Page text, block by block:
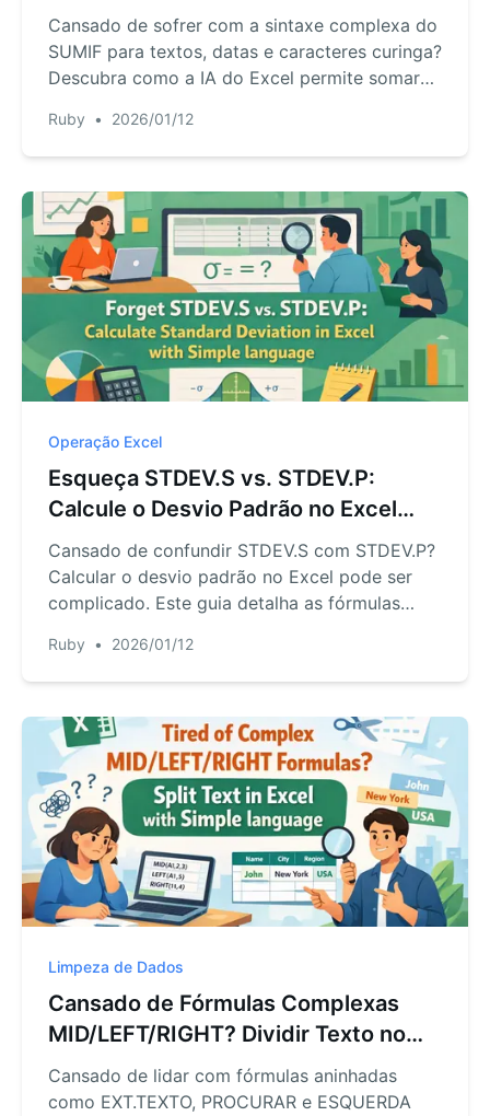
Mais Inteligente de Somar Dados no
Excel
Cansado de sofrer com a sintaxe complexa do
SUMIF para textos, datas e caracteres curinga?
Descubra como a IA do Excel permite somar
linguagem natural. Economize horas e elimine
erros de fórmulas com o RowSpeak.
Ruby • 2026/01/12
Operação Excel
Esqueça STDEV.S vs. STDEV.P:
Calcule o Desvio Padrão no Excel
com Linguagem Simples
Cansado de confundir STDEV.S com STDEV.P?
Calcular o desvio padrão no Excel pode ser
complicado. Este guia detalha as fórmulas
inteligente usando a IA do Excel. Deixe o
RowSpeak cuidar das estatísticas complexas
Ruby • 2026/01/12
Limpeza de Dados
Cansado de Fórmulas Complexas
MID/LEFT/RIGHT? Dividir Texto no
Excel de forma simples
Cansado de lidar com fórmulas aninhadas
como EXT.TEXTO, PROCURAR e ESQUERDA